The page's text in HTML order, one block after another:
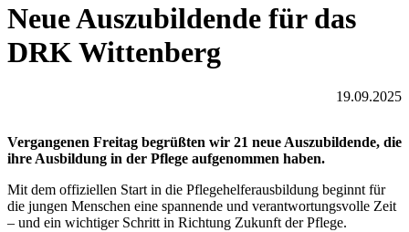
Neue Auszubildende für das
DRK Wittenberg
19.09.2025
Vergangenen Freitag begrüßten wir 21 neue Auszubildende, die
ihre Ausbildung in der Pflege aufgenommen haben.
Mit dem offiziellen Start in die Pflegehelferausbildung beginnt für
die jungen Menschen eine spannende und verantwortungsvolle Zeit
– und ein wichtiger Schritt in Richtung Zukunft der Pflege.